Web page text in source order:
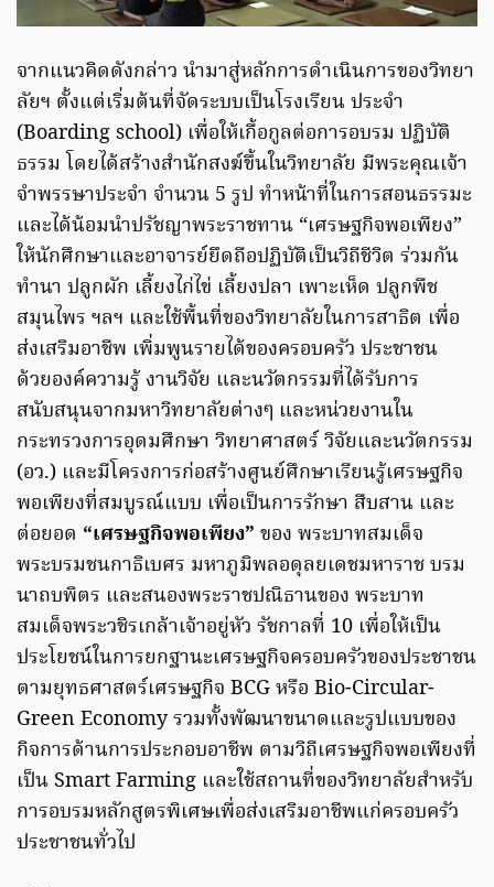
จากแนวคิดดังกล่าว นำมาสู่หลักการดำเนินการของวิทยา
ลัยฯ ตั้งแต่เริ่มต้นที่จัดระบบเป็นโรงเรียน ประจำ
(Boarding school) เพื่อให้เกื้อกูลต่อการอบรม ปฏิบัติ
ธรรม โดยได้สร้างสำนักสงฆ์ขึ้นในวิทยาลัย มีพระคุณเจ้า
จำพรรษาประจำ จำนวน 5 รูป ทำหน้าที่ในการสอนธรรมะ
และได้น้อมนำปรัชญาพระราชทาน “เศรษฐกิจพอเพียง”
ให้นักศึกษาและอาจารย์ยึดถือปฏิบัติเป็นวิถีชีวิต ร่วมกัน
ทำนา ปลูกผัก เลี้ยงไก่ไข่ เลี้ยงปลา เพาะเห็ด ปลูกพืช
สมุนไพร ฯลฯ และใช้พื้นที่ของวิทยาลัยในการสาธิต เพื่อ
ส่งเสริมอาชีพ เพิ่มพูนรายได้ของครอบครัว ประชาชน
ด้วยองค์ความรู้ งานวิจัย และนวัตกรรมที่ได้รับการ
สนับสนุนจากมหาวิทยาลัยต่างๆ และหน่วยงานใน
กระทรวงการอุดมศึกษา วิทยาศาสตร์ วิจัยและนวัตกรรม
(อว.) และมีโครงการก่อสร้างศูนย์ศึกษาเรียนรู้เศรษฐกิจ
พอเพียงที่สมบูรณ์แบบ เพื่อเป็นการรักษา สืบสาน และ
ต่อยอด “เศรษฐกิจพอเพียง” ของ พระบาทสมเด็จ
พระบรมชนกาธิเบศร มหาภูมิพลอดุลยเดชมหาราช บรม
นาถบพิตร และสนองพระราชปณิธานของ พระบาท
สมเด็จพระวชิรเกล้าเจ้าอยู่หัว รัชกาลที่ 10 เพื่อให้เป็น
ประโยชน์ในการยกฐานะเศรษฐกิจครอบครัวของประชาชน
ตามยุทธศาสตร์เศรษฐกิจ BCG หรือ Bio-Circular-
Green Economy รวมทั้งพัฒนาขนาดและรูปแบบของ
กิจการด้านการประกอบอาชีพ ตามวิถีเศรษฐกิจพอเพียงที่
เป็น Smart Farming และใช้สถานที่ของวิทยาลัยสำหรับ
การอบรมหลักสูตรพิเศษเพื่อส่งเสริมอาชีพแก่ครอบครัว
ประชาชนทั่วไป